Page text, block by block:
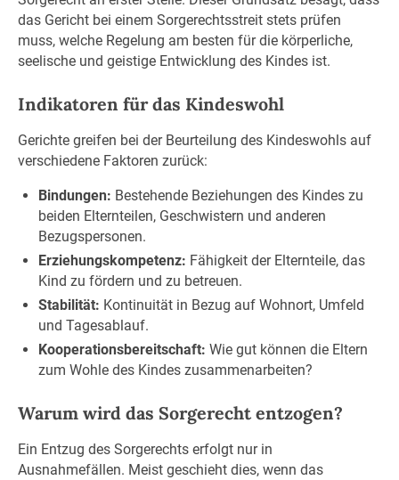
das Gericht bei einem Sorgerechtsstreit stets prüfen
muss, welche Regelung am besten für die körperliche,
seelische und geistige Entwicklung des Kindes ist.
Indikatoren für das Kindeswohl
Gerichte greifen bei der Beurteilung des Kindeswohls auf
verschiedene Faktoren zurück:
Bindungen: Bestehende Beziehungen des Kindes zu
beiden Elternteilen, Geschwistern und anderen
Bezugspersonen.
Erziehungskompetenz: Fähigkeit der Elternteile, das
Kind zu fördern und zu betreuen.
Stabilität: Kontinuität in Bezug auf Wohnort, Umfeld
und Tagesablauf.
Kooperationsbereitschaft: Wie gut können die Eltern
zum Wohle des Kindes zusammenarbeiten?
Warum wird das Sorgerecht entzogen?
Ein Entzug des Sorgerechts erfolgt nur in
Ausnahmefällen. Meist geschieht dies, wenn das